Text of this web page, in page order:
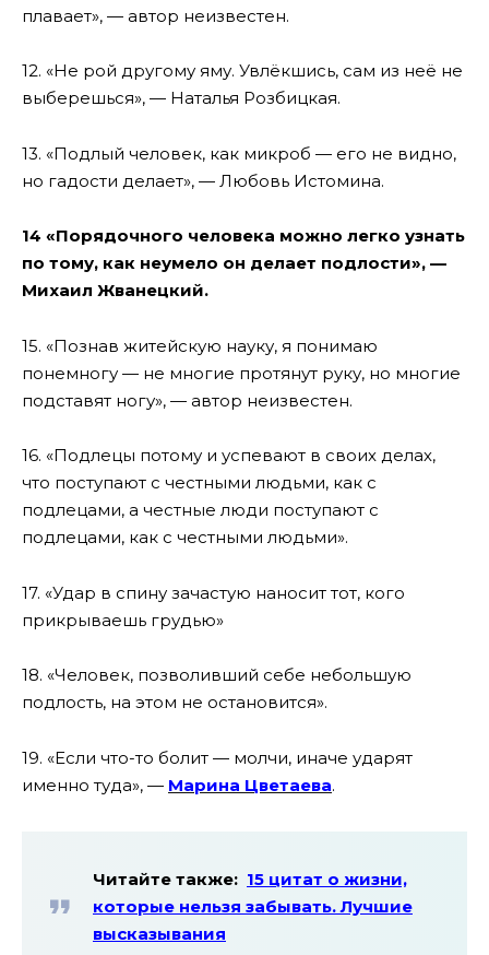
плавает», — автор неизвестен.
12. «Не рой другому яму. Увлёкшись, сам из неё не
выберешься», — Наталья Розбицкая.
13. «Подлый человек, как микроб — его не видно,
но гадости делает», — Любовь Истомина.
14 «Порядочного человека можно легко узнать
по тому, как неумело он делает подлости», —
Михаил Жванецкий.
15. «Познав житейскую науку, я понимаю
понемногу — не многие протянут руку, но многие
подставят ногу», — автор неизвестен.
16. «Подлецы потому и успевают в своих делах,
что поступают с честными людьми, как с
подлецами, а честные люди поступают с
подлецами, как с честными людьми».
17. «Удар в спину зачастую наносит тот, кого
прикрываешь грудью»
18. «Человек, позволивший себе небольшую
подлость, на этом не остановится».
19. «Если что-то болит — молчи, иначе ударят
именно туда», — Марина Цветаева.
Читайте также: 15 цитат о жизни,
которые нельзя забывать. Лучшие
высказывания